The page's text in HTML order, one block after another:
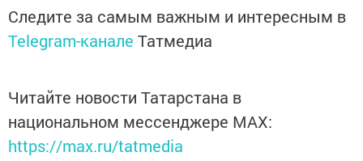
Следите за самым важным и интересным в
Telegram-канале Татмедиа
Читайте новости Татарстана в
национальном мессенджере MАХ:
https://max.ru/tatmedia